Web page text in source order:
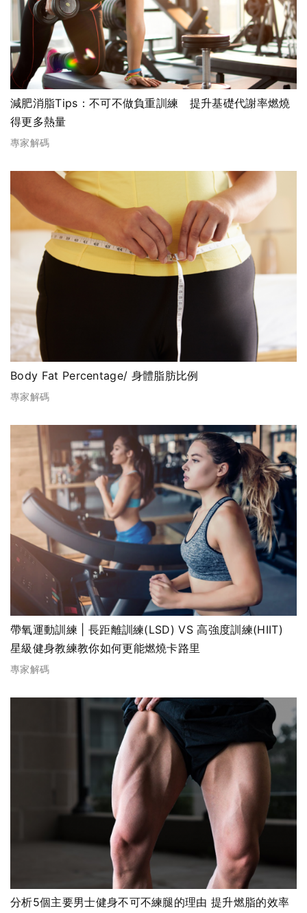
減肥消脂Tips：不可不做負重訓練 提升基礎代謝率燃燒
得更多熱量
專家解碼
Body Fat Percentage/ 身體脂肪比例
專家解碼
帶氧運動訓練 | 長距離訓練(LSD) VS 高強度訓練(HIIT)
星級健身教練教你如何更能燃燒卡路里
專家解碼
分析5個主要男士健身不可不練腿的理由 提升燃脂的效率